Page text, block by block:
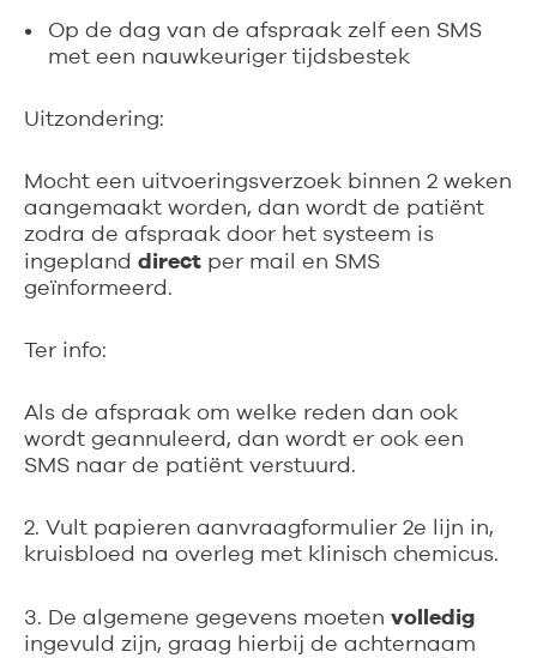
Op de dag van de afspraak zelf een SMS
met een nauwkeuriger tijdsbestek
Uitzondering:
Mocht een uitvoeringsverzoek binnen 2 weken
aangemaakt worden, dan wordt de patiënt
zodra de afspraak door het systeem is
ingepland direct per mail en SMS
geïnformeerd.
Ter info:
Als de afspraak om welke reden dan ook
wordt geannuleerd, dan wordt er ook een
SMS naar de patiënt verstuurd.
2. Vult papieren aanvraagformulier 2e lijn in,
kruisbloed na overleg met klinisch chemicus.
3. De algemene gegevens moeten volledig
ingevuld zijn, graag hierbij de achternaam